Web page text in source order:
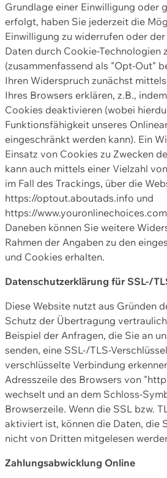
Grundlage einer Einwilligung oder
erfolgt, haben Sie jederzeit die
Einwilligung zu widerrufen oder
Daten durch Cookie-Technologien
(zusammenfassend als "Opt-Out"
Ihren Widerspruch zunächst
Ihres Browsers erklären, z.B.,
Cookies deaktivieren (wobei
Funktionsfähigkeit unseres
eingeschränkt werden kann). Ein
Einsatz von Cookies zu Zwecken
kann auch mittels einer Vielzahl
im Fall des Trackings, über die
https://optout.aboutads.info und
https://
Daneben können Sie weitere
Rahmen der Angaben zu den
und Cookies erhalten.
Datenschutzerklärung für SSL-/
Diese Website nutzt aus Gründen
Schutz der Übertragung
Beispiel der Anfragen, die Sie an
senden, eine SSL-/TLS-
verschlüsselte Verbindung
Adresszeile des Browsers von
wechselt und an dem Schloss-
Browserzeile. Wenn die SSL bzw.
aktiviert ist, können die Daten, die
nicht von Dritten mitgelesen
Zahlungsabwicklung Online